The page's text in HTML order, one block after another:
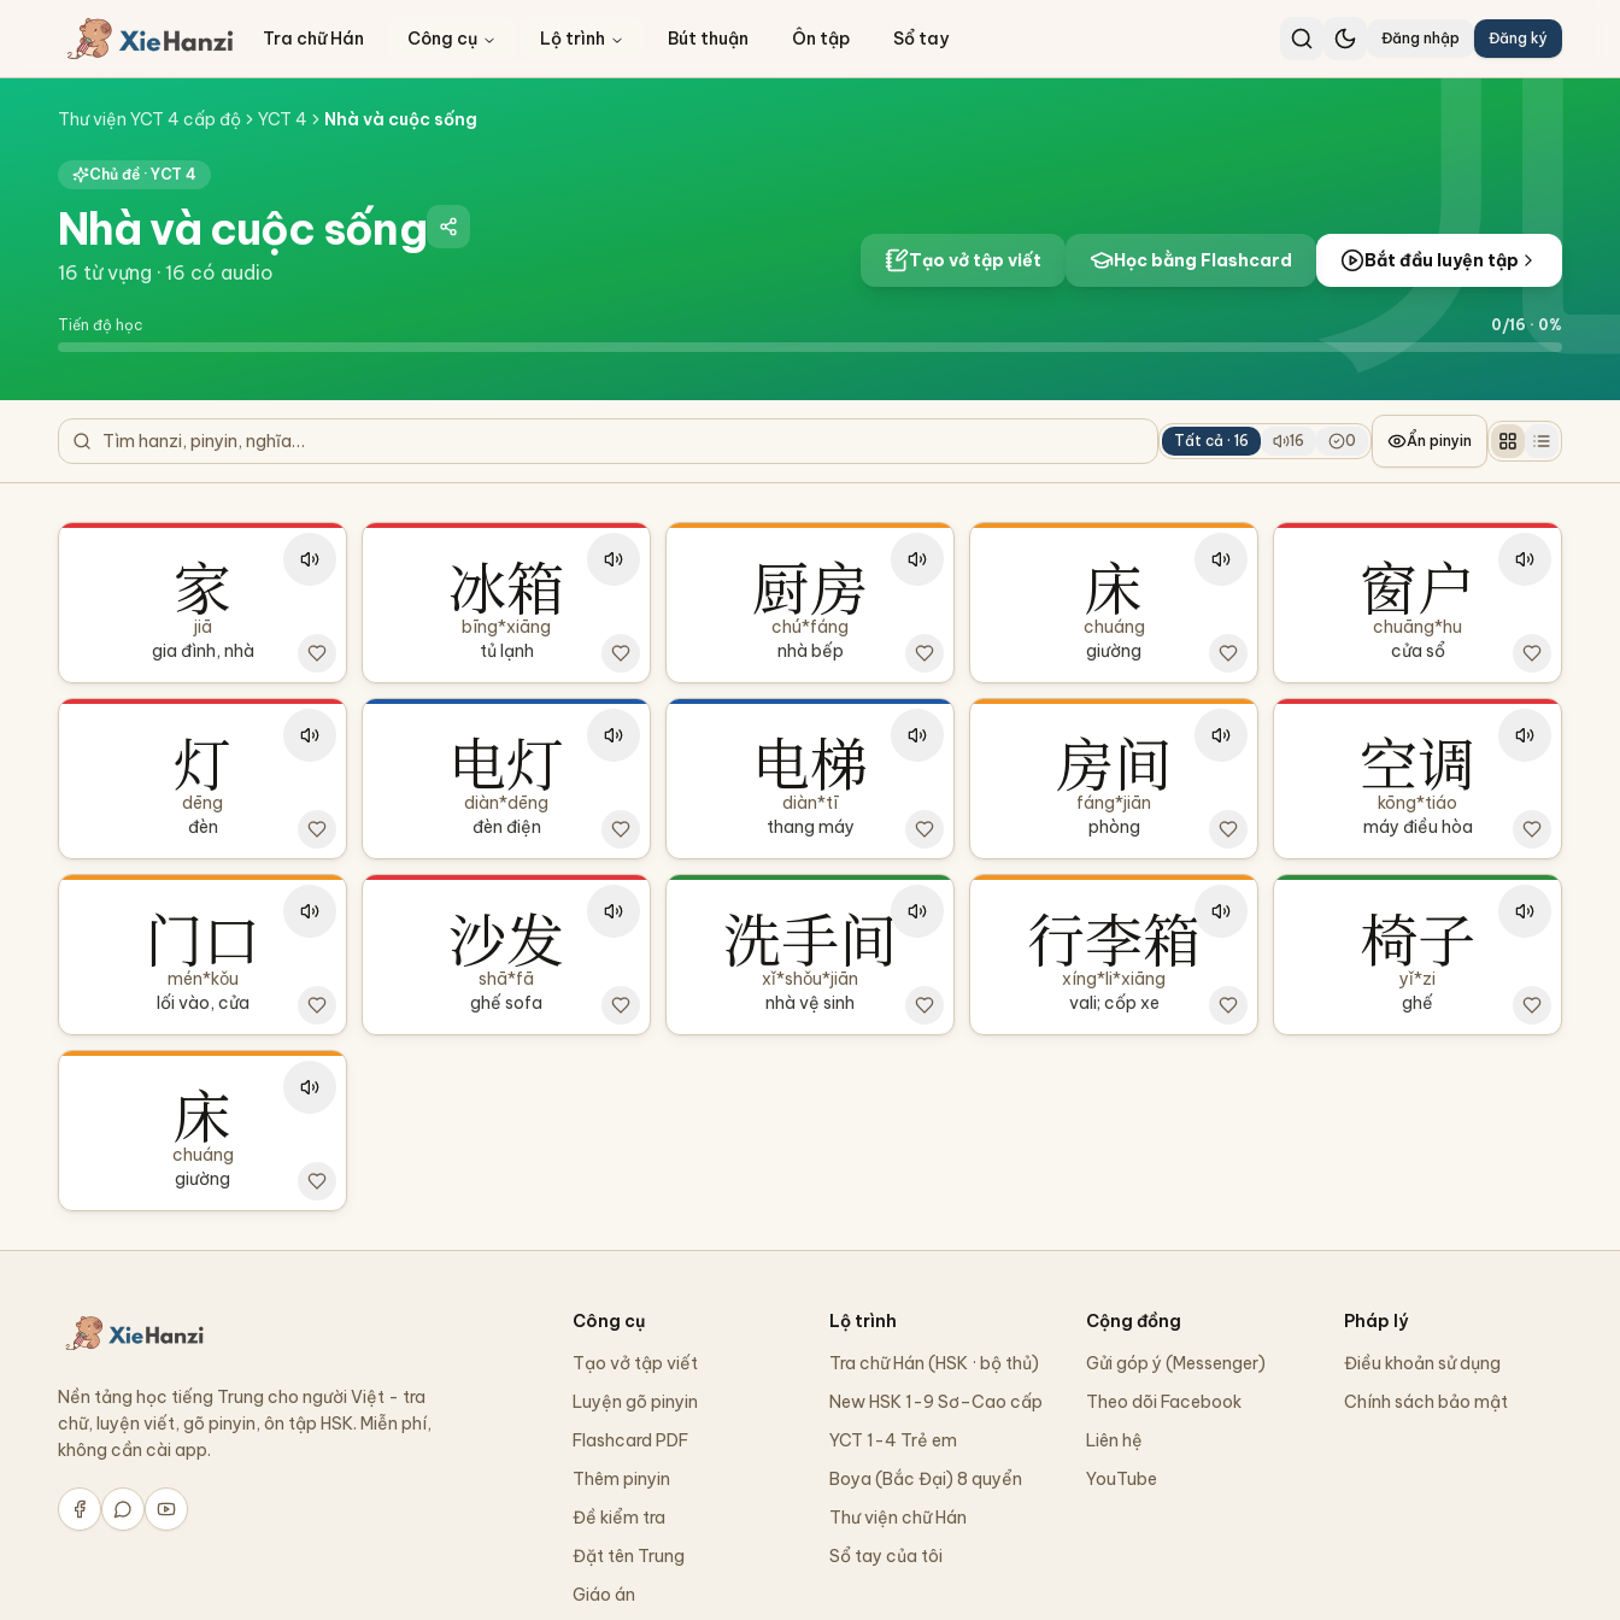
Tra chữ Hán Công cụ Lộ trình Bút thuận Ôn tập Sổ tay Đăng nhập Đăng ký
Thư viện YCT 4 cấp độ YCT 4 Nhà và cuộc sống
Chủ đề · YCT 4
Nhà và cuộc sống
16 từ vựng · 16 có audio Tạo vở tập viết Học bằng Flashcard Bắt đầu luyện tập
Tiến độ học 0/16· 0%
Tất cả · 16 16 0 Ẩn pinyin
家
jiā
gia đình, nhà
冰箱
bīng*xiāng
tủ lạnh
厨房
chú*fáng
nhà bếp
床
chuáng
giường
窗户
chuāng*hu
cửa sổ
灯
dēng
đèn
电灯
diàn*dēng
đèn điện
电梯
diàn*tī
thang máy
房间
fáng*jiān
phòng
空调
kōng*tiáo
máy điều hòa
门口
mén*kǒu
lối vào, cửa
沙发
shā*fā
ghế sofa
洗手间
xǐ*shǒu*jiān
nhà vệ sinh
行李箱
xíng*li*xiāng
vali; cốp xe
椅子
yǐ*zi
ghế
床
chuáng
giường
Nền tảng học tiếng Trung cho người Việt - tra
chữ, luyện viết, gõ pinyin, ôn tập HSK. Miễn phí,
không cần cài app.
Công cụ
Tạo vở tập viết
Luyện gõ pinyin
Flashcard PDF
Thêm pinyin
Đề kiểm tra
Đặt tên Trung
Giáo án
Lộ trình
Tra chữ Hán (HSK · bộ thủ)
New HSK 1-9 Sơ–Cao cấp
YCT 1-4 Trẻ em
Boya (Bắc Đại) 8 quyển
Thư viện chữ Hán
Sổ tay của tôi
Cộng đồng
Gửi góp ý (Messenger)
Theo dõi Facebook
Liên hệ
YouTube
Pháp lý
Điều khoản sử dụng
Chính sách bảo mật